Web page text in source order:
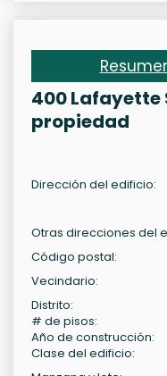
400 Lafayette
propiedad
Dirección del edificio:
Otras direcciones del
Código postal:
Vecindario:
Distrito:
# de pisos:
Año de construcción:
Clase del edificio: